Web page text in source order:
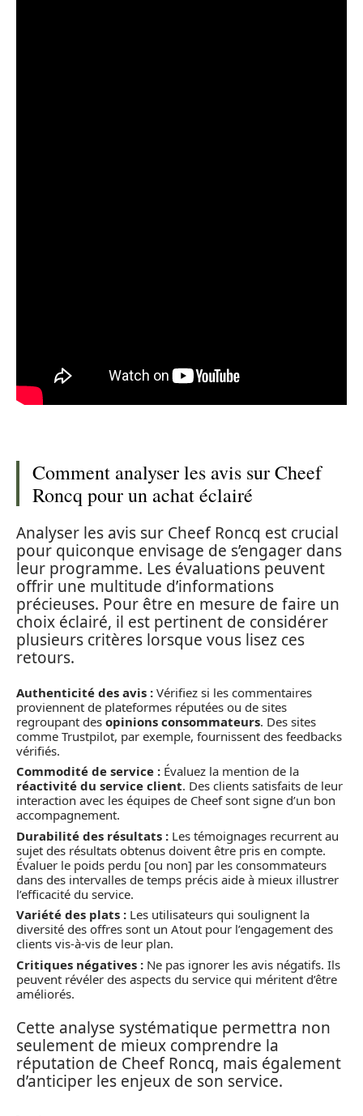
Comment analyser les avis sur Cheef
Roncq pour un achat éclairé
Analyser les avis sur Cheef Roncq est crucial
pour quiconque envisage de s’engager dans
leur programme. Les évaluations peuvent
offrir une multitude d’informations
précieuses. Pour être en mesure de faire un
choix éclairé, il est pertinent de considérer
plusieurs critères lorsque vous lisez ces
retours.
Authenticité des avis : Vérifiez si les commentaires
proviennent de plateformes réputées ou de sites
regroupant des opinions consommateurs. Des sites
comme Trustpilot, par exemple, fournissent des feedbacks
vérifiés.
Commodité de service : Évaluez la mention de la
réactivité du service client. Des clients satisfaits de leur
interaction avec les équipes de Cheef sont signe d’un bon
accompagnement.
Durabilité des résultats : Les témoignages recurrent au
sujet des résultats obtenus doivent être pris en compte.
Évaluer le poids perdu [ou non] par les consommateurs
dans des intervalles de temps précis aide à mieux illustrer
l’efficacité du service.
Variété des plats : Les utilisateurs qui soulignent la
diversité des offres sont un Atout pour l’engagement des
clients vis-à-vis de leur plan.
Critiques négatives : Ne pas ignorer les avis négatifs. Ils
peuvent révéler des aspects du service qui méritent d’être
améliorés.
Cette analyse systématique permettra non
seulement de mieux comprendre la
réputation de Cheef Roncq, mais également
d’anticiper les enjeux de son service.